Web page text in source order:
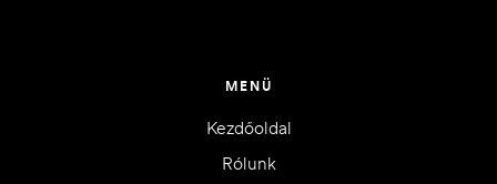
MENÜ
Kezdőoldal
Rólunk